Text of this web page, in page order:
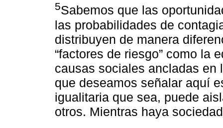
5Sabemos que las
las probabilidades de
distribuyen de manera
“factores de riesgo” como la
causas sociales ancladas en
que deseamos señalar aquí
igualitaria que sea, puede
otros. Mientras haya